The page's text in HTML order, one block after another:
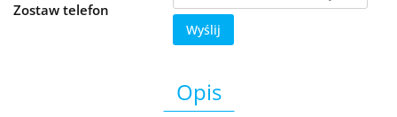
Zostaw telefon
Wyślij
Opis